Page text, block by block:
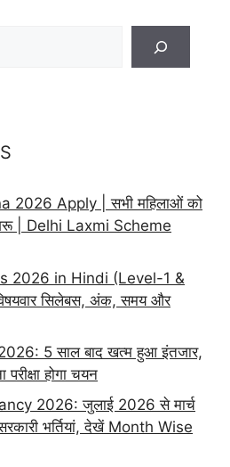
2026 Apply | सभी महिलाओं को
| Delhi Laxmi Scheme
2026 in Hindi (Level-1 &
सिलेबस, अंक, समय और
2026: 5 साल बाद खत्म हुआ इंतजार,
होगा चयन
2026: जुलाई 2026 से मार्च
भर्तियां, देखें Month Wise